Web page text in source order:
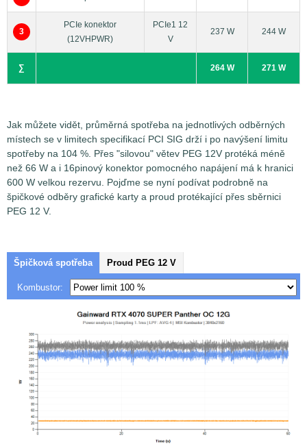
3
PCIe konektor
(12VHPWR)
PCIe1 12
V
237 W 244 W
∑ 264 W 271 W
Jak můžete vidět, průměrná spotřeba na jednotlivých odběrných
místech se v limitech specifikací PCI SIG drží i po navýšení limitu
spotřeby na 104 %. Přes "silovou" větev PEG 12V protéká méně
než 66 W a i 16pinový konektor pomocného napájení má k hranici
600 W velkou rezervu. Pojďme se nyní podívat podrobně na
špičkové odběry grafické karty a proud protékající přes sběrnici
PEG 12 V.
Špičková spotřeba Proud PEG 12 V
Kombustor: